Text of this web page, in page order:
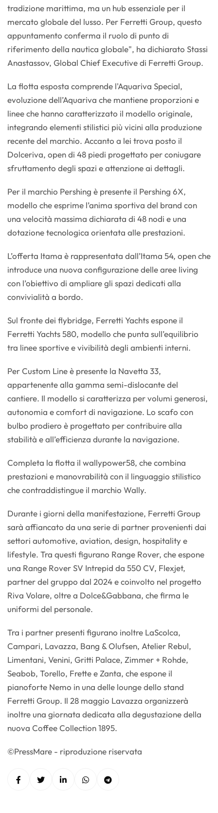
tradizione marittima, ma un hub essenziale per il
mercato globale del lusso. Per Ferretti Group, questo
appuntamento conferma il ruolo di punto di
riferimento della nautica globale", ha dichiarato Stassi
Anastassov, Global Chief Executive di Ferretti Group.
La flotta esposta comprende l'Aquariva Special,
evoluzione dell’Aquariva che mantiene proporzioni e
linee che hanno caratterizzato il modello originale,
integrando elementi stilistici più vicini alla produzione
recente del marchio. Accanto a lei trova posto il
Dolceriva, open di 48 piedi progettato per coniugare
sfruttamento degli spazi e attenzione ai dettagli.
Per il marchio Pershing è presente il Pershing 6X,
modello che esprime l’anima sportiva del brand con
una velocità massima dichiarata di 48 nodi e una
dotazione tecnologica orientata alle prestazioni.
L’offerta Itama è rappresentata dall’Itama 54, open che
introduce una nuova configurazione delle aree living
con l’obiettivo di ampliare gli spazi dedicati alla
convivialità a bordo.
Sul fronte dei flybridge, Ferretti Yachts espone il
Ferretti Yachts 580, modello che punta sull’equilibrio
tra linee sportive e vivibilità degli ambienti interni.
Per Custom Line è presente la Navetta 33,
appartenente alla gamma semi-dislocante del
cantiere. Il modello si caratterizza per volumi generosi,
autonomia e comfort di navigazione. Lo scafo con
bulbo prodiero è progettato per contribuire alla
stabilità e all’efficienza durante la navigazione.
Completa la flotta il wallypower58, che combina
prestazioni e manovrabilità con il linguaggio stilistico
che contraddistingue il marchio Wally.
Durante i giorni della manifestazione, Ferretti Group
sarà affiancato da una serie di partner provenienti dai
settori automotive, aviation, design, hospitality e
lifestyle. Tra questi figurano Range Rover, che espone
una Range Rover SV Intrepid da 550 CV, Flexjet,
partner del gruppo dal 2024 e coinvolto nel progetto
Riva Volare, oltre a Dolce&Gabbana, che firma le
uniformi del personale.
Tra i partner presenti figurano inoltre LaScolca,
Campari, Lavazza, Bang & Olufsen, Atelier Rebul,
Limentani, Venini, Gritti Palace, Zimmer + Rohde,
Seabob, Torello, Frette e Zanta, che espone il
pianoforte Nemo in una delle lounge dello stand
Ferretti Group. Il 28 maggio Lavazza organizzerà
inoltre una giornata dedicata alla degustazione della
nuova Coffee Collection 1895.
©PressMare - riproduzione riservata